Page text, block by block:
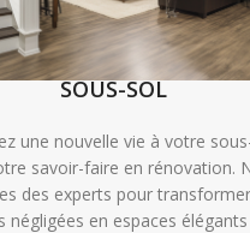
SOUS-SOL
une nouvelle vie à votre
savoir-faire en rénovation.
des experts pour
négligées en espaces